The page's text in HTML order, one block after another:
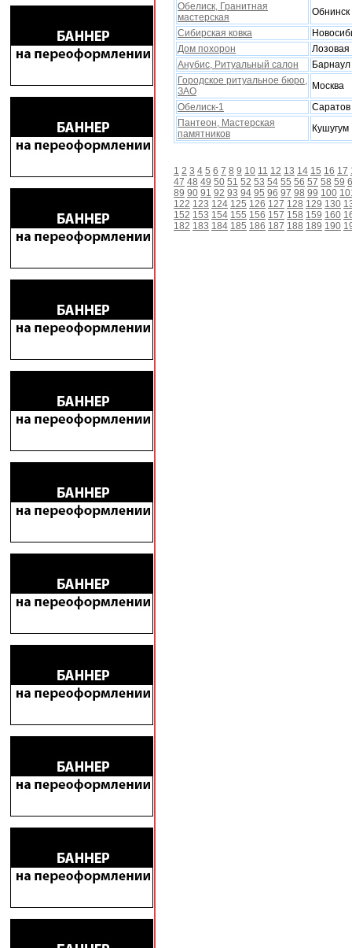
Обелиск, Гранитная
мастерская
Обнинск
Сибирская ковка
Дом поxорон
Лозовая
Анубис, Ритуальный салон
Барнаул
Городское ритуальное бюро,
ЗАО
Москва
Обелиск-1
Саратов
Пантеон, Мастерская
памятников
Кушугум
1 2 3 4 5 6 7 8 9 10 11 12 13 14 15 16 17
47 48 49 50 51 52 53 54 55 56 57 58 59
89 90 91 92 93 94 95 96 97 98 99 100
122 123 124 125 126 127 128 129 130
152 153 154 155 156 157 158 159 160
182 183 184 185 186 187 188 189 190